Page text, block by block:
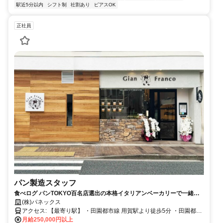
駅近5分以内
シフト制 社割あり ピアスOK
正社員
パン製造スタッフ
食べログ パンTOKYO百名店選出の本格イタリアンベーカリーで一緒に
働きませんか？
(株)パネックス
アクセス: 【最寄り駅】 ・田園都市線 用賀駅より徒歩5分 ・田園都市
線 桜新町駅より徒歩13分 ・大井町線 上野毛駅より徒歩28分 待遇・
月給250,000円以上